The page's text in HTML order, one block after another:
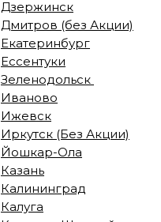
Дзержинск
Дмитров (без Акции)
Екатеринбург
Ессентуки
Зеленодольск
Иваново
Ижевск
Иркутск (Без Акции)
Йошкар-Ола
Казань
Калининград
Калуга